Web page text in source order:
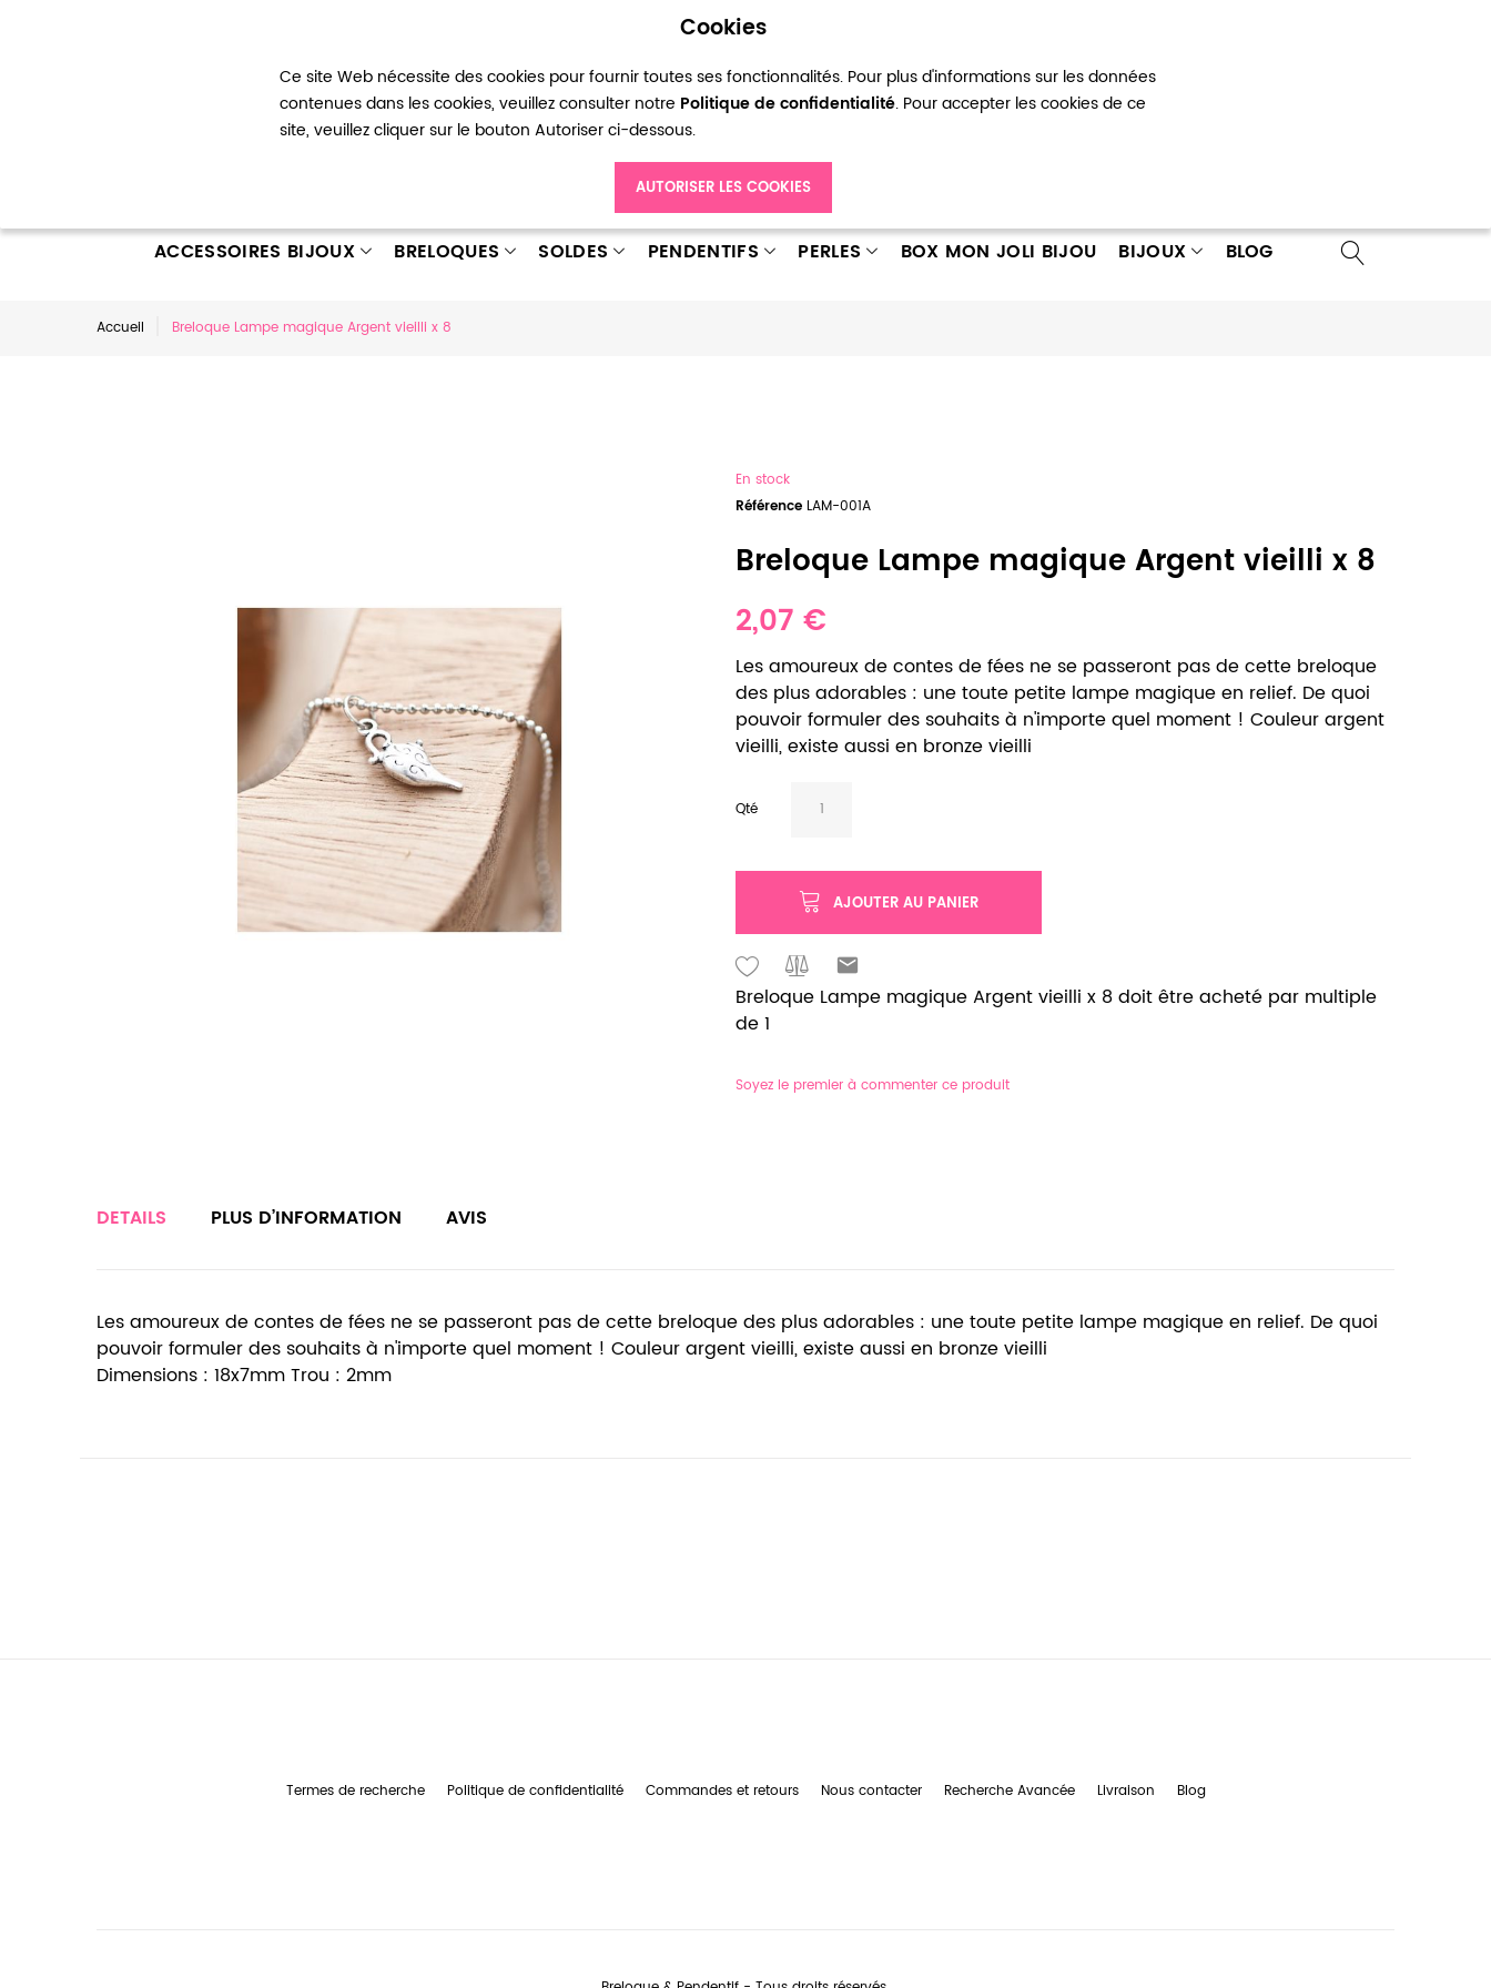
Cookies
Ce site Web nécessite des cookies pour fournir toutes ses fonctionnalités. Pour plus d'informations sur les données
contenues dans les cookies, veuillez consulter notre Politique de confidentialité. Pour accepter les cookies de ce
site, veuillez cliquer sur le bouton Autoriser ci-dessous.
AUTORISER LES COOKIES
Mon compte Ma liste d’envies Connexion Créer un compte
ACCESSOIRES BIJOUX BRELOQUES SOLDES PENDENTIFS PERLES BOX MON JOLI BIJOU BIJOUX BLOG
Accueil Breloque Lampe magique Argent vieilli x 8
En stock
Référence LAM-001A
Breloque Lampe magique Argent vieilli x 8
2,07 €
Les amoureux de contes de fées ne se passeront pas de cette breloque
des plus adorables : une toute petite lampe magique en relief. De quoi
pouvoir formuler des souhaits à n'importe quel moment ! Couleur argent
vieilli, existe aussi en bronze vieilli
Qté
AJOUTER AU PANIER
Breloque Lampe magique Argent vieilli x 8 doit être acheté par multiple
de 1
Soyez le premier à commenter ce produit
DETAILS
Les amoureux de contes de fées ne se passeront pas de cette breloque des plus adorables : une toute petite lampe magique en relief. De quoi
pouvoir formuler des souhaits à n'importe quel moment ! Couleur argent vieilli, existe aussi en bronze vieilli
Dimensions : 18x7mm Trou : 2mm
PLUS D’INFORMATION AVIS
Termes de recherche Politique de confidentialité Commandes et retours Nous contacter Recherche Avancée Livraison Blog